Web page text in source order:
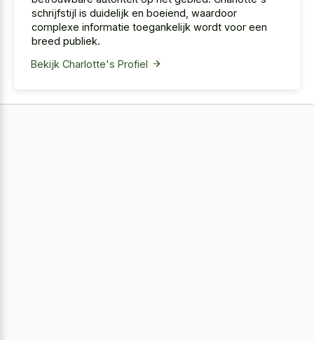
schrijfstijl is duidelijk en boeiend, waardoor
complexe informatie toegankelijk wordt voor een
breed publiek.
Bekijk Charlotte's Profiel